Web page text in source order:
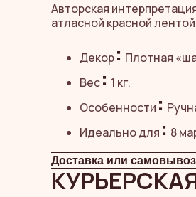
Авторская
атласной красной
Декор: Плотная
Вес: 1 кг.
Особенности :
Идеально для : 8
Доставка или